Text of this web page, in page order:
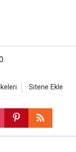
Sitene Ekle